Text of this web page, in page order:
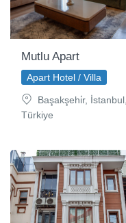
Mutlu Apart
Apart Hotel / Villa
Başakşehi̇r, İstanbul,
Türkiye